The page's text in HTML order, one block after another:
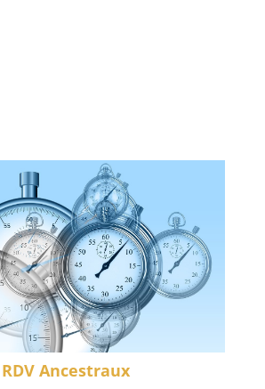
RDV Ancestraux